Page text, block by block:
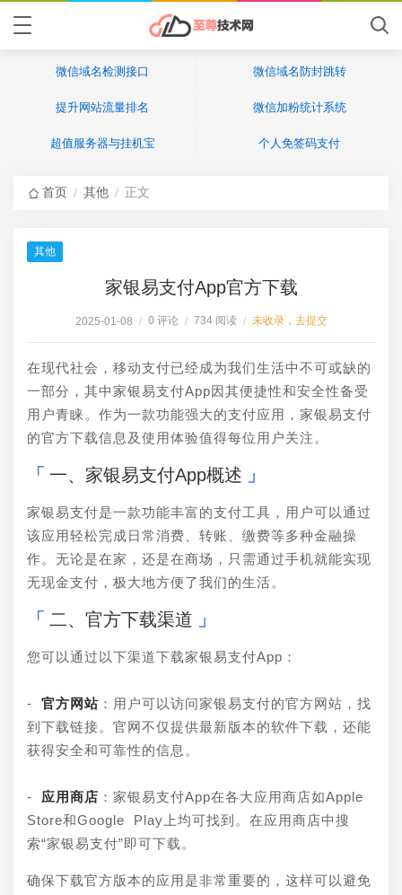
微信域名检测接口 微信域名防封跳转
提升网站流量排名 微信加粉统计系统
超值服务器与挂机宝 个人免签码支付
首页 / 其他 / 正文
其他
家银易支付App官方下载
2025-01-08 / 0 评论 / 734 阅读 / 未收录，去提交
在现代社会，移动支付已经成为我们生活中不可或缺的
一部分，其中家银易支付App因其便捷性和安全性备受
用户青睐。作为一款功能强大的支付应用，家银易支付
的官方下载信息及使用体验值得每位用户关注。
一、家银易支付App概述
家银易支付是一款功能丰富的支付工具，用户可以通过
该应用轻松完成日常消费、转账、缴费等多种金融操
作。无论是在家，还是在商场，只需通过手机就能实现
无现金支付，极大地方便了我们的生活。
二、官方下载渠道
您可以通过以下渠道下载家银易支付App：
- 官方网站 ：用户可以访问家银易支付的官方网站，找
到下载链接。官网不仅提供最新版本的软件下载，还能
获得安全和可靠性的信息。
- 应用商店 ：家银易支付App在各大应用商店如Apple
Store和Google Play上均可找到。在应用商店中搜
索“家银易支付”即可下载。
确保下载官方版本的应用是非常重要的，这样可以避免